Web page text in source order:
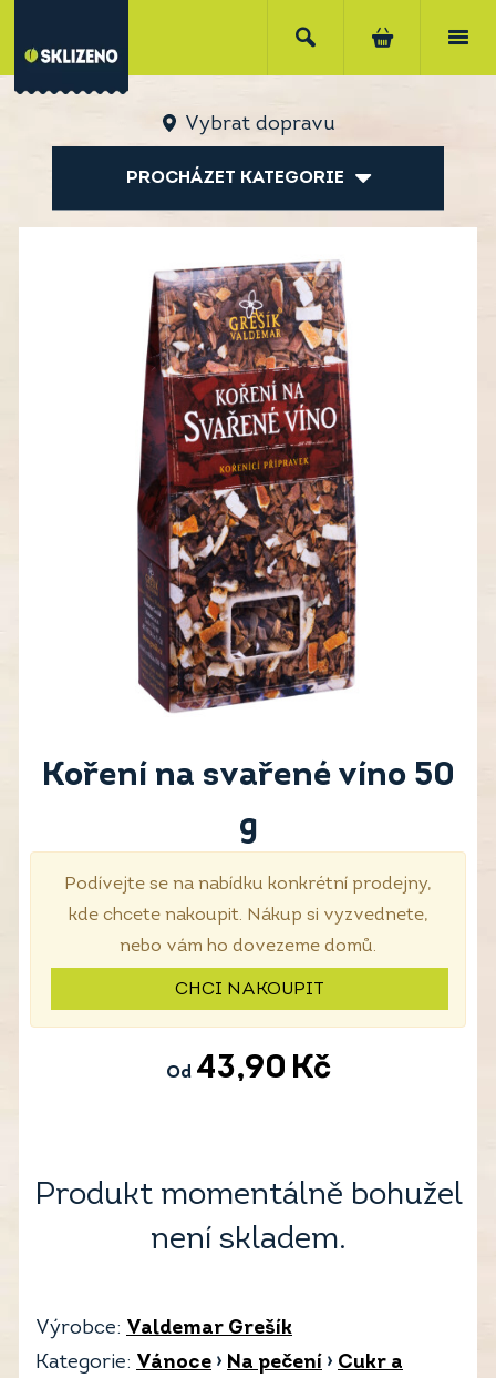
Vybrat dopravu
PROCHÁZET KATEGORIE
Koření na svařené víno 50
g
Podívejte se na nabídku konkrétní prodejny,
kde chcete nakoupit. Nákup si vyzvednete,
nebo vám ho dovezeme domů.
CHCI NAKOUPIT
Od 43,90 Kč
Produkt momentálně bohužel
není skladem.
Výrobce: Valdemar Grešík
Kategorie: Vánoce › Na pečení › Cukr a